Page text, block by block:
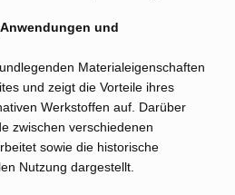
und
Materialeigenschaften
und zeigt die Vorteile ihres
Werkstoffen auf. Darüber
zwischen verschiedenen
sowie die historische
Nutzung dargestellt.